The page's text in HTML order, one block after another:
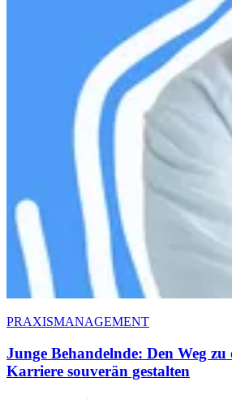
PRAXISMANAGEMENT
Junge Behandelnde: Den Weg
Karriere souverän gestalten